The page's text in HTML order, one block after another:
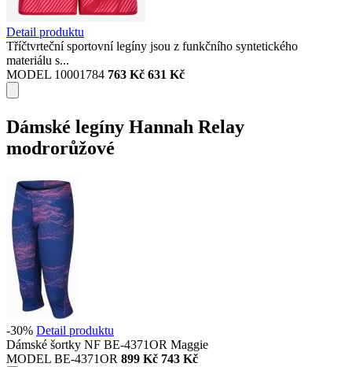
Detail produktu
Tříčtvrteční sportovní legíny jsou z funkčního syntetického
materiálu s...
MODEL 10001784 763 Kč 631 Kč
Dámské legíny Hannah Relay
modrorůžové
-30% Detail produktu
Dámské šortky NF BE-4371OR Maggie
MODEL BE-4371OR 899 Kč 743 Kč